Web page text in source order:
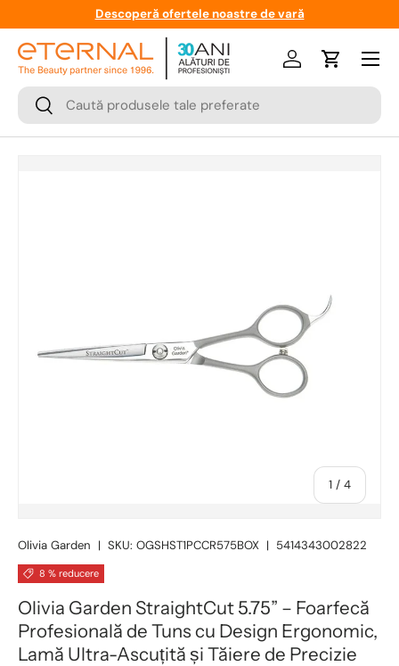
Descoperă ofertele noastre de vară
Cauta
Cauta
LogareCos
Meniu
1 / 4
Olivia Garden | SKU: OGSHST1PCCR575BOX | 5414343002822
8 % reducere
Olivia Garden StraightCut 5.75” – Foarfecă
Profesională de Tuns cu Design Ergonomic,
Lamă Ultra-Ascuțită și Tăiere de Precizie